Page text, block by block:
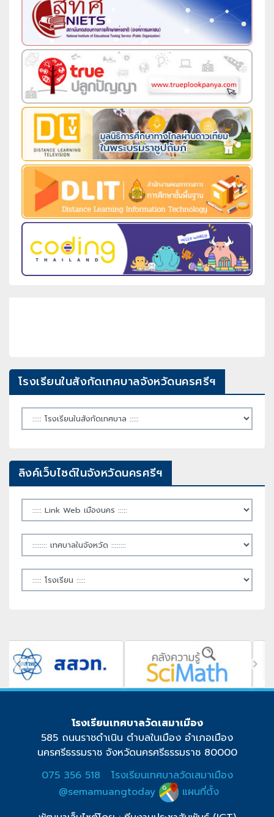
โรงเรียนในสังกัดเทศบาลจังหวัดนครศรีฯ
ลิงค์เว็บไซต์ในจังหวัดนครศรีฯ
โรงเรียนเทศบาลวัดเสมาเมือง
585 ถนนราชดำเนิน ตำบลในเมือง อำเภอเมือง
นครศรีธรรมราช จังหวัดนครศรีธรรมราช 80000
075 356 518
โรงเรียนเทศบาลวัดเสมาเมือง
@semamuangtoday
แผนที่ตั้ง